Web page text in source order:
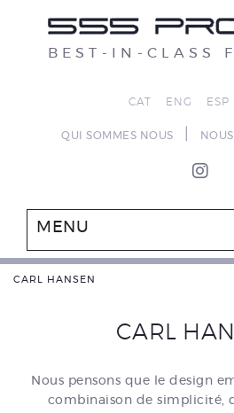
BEST-IN-CLASS
CAT ENG ESP
QUI SOMMES NOUS
MENU
CARL HANSEN
CARL
Nous pensons que le design
combinaison de simplicité,